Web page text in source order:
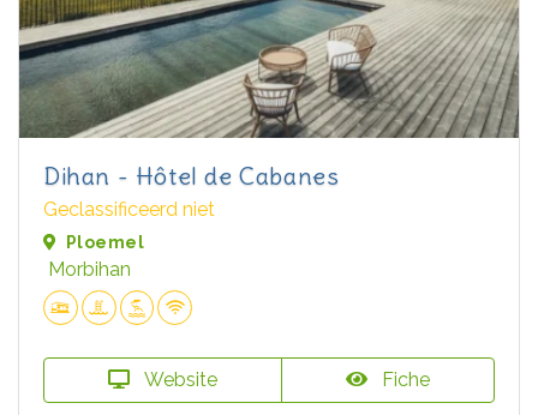
Dihan - Hôtel de Cabanes
Geclassificeerd niet
Ploemel
Morbihan
Website Fiche